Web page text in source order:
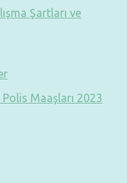
Şartları ve
Maaşları 2023